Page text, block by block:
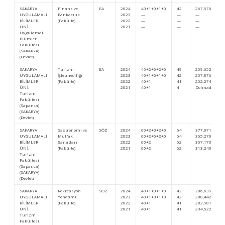
SAKARYA
UYGULAMALI
BİLİMLER
ÜNİ.
Uygulamalı
Bilimler
Fakültesi
(SAKARYA)
(Devlet)
Finans ve
Bankacılık
(Fakülte)
EA
2024
2023
2022
2021
40+1+0+1+0
—
—
—
42
—
—
—
267,57039
—
—
—
SAKARYA
UYGULAMALI
BİLİMLER
ÜNİ.
Turizm
Fakültesi
(Sapanca)
(SAKARYA)
(Devlet)
Turizm
İşletmeciliği
(Fakülte)
EA
2024
2023
2022
2021
45+2+0+2+0
40+1+0+1+0
40+1
40+1
49
42
41
4
259,65207
257,87682
252,27424
Dolmadı
SAKARYA
UYGULAMALI
BİLİMLER
ÜNİ.
Turizm
Fakültesi
(Sapanca)
(SAKARYA)
(Devlet)
Gastronomi ve
Mutfak
Sanatları
(Fakülte)
SÖZ
2024
2023
2022
2021
60+2+0+2+0
60+2+0+2+0
60+2
60+2
64
64
62
62
377,0717
365,27002
367,17301
313,24034
SAKARYA
UYGULAMALI
BİLİMLER
ÜNİ.
Turizm
Fakültesi
Rekreasyon
Yönetimi
(Fakülte)
SÖZ
2024
2023
2022
2021
40+1+0+1+0
40+1+0+1+0
40+1
40+1
42
42
41
41
286,63958
280,44221
282,98171
234,52221